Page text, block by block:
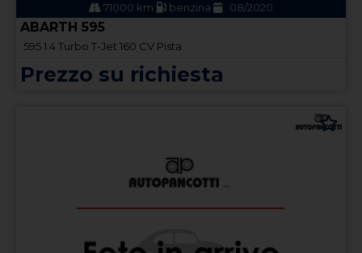
71000 km benzina 08/2020
ABARTH 595
595 1.4 Turbo T-Jet 160 CV Pista
Prezzo su richiesta